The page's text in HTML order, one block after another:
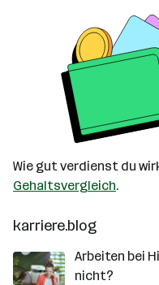
Wie gut verdienst du
Gehaltsvergleich.
karriere.blog
Arbeiten bei
nicht?